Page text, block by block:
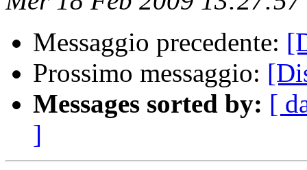
Messaggio precedente:
Prossimo messaggio:
Messages sorted by: [
]